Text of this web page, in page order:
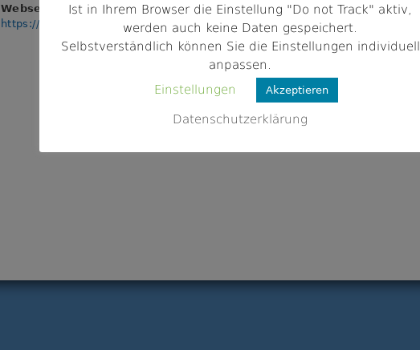
Webseite
https://www.anglerverein-pettstadt.de/
Ist in Ihrem Browser die Einstellung "Do not Track" aktiv,
werden auch keine Daten gespeichert.
Selbstverständlich können Sie die Einstellungen individuell
anpassen.
Einstellungen
Akzeptieren
Datenschutzerklärung